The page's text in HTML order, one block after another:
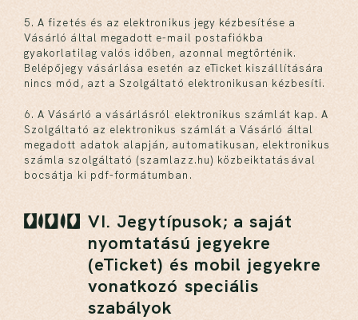
5. A fizetés és az elektronikus jegy kézbesítése a
Vásárló által megadott e-mail postafiókba
gyakorlatilag valós időben, azonnal megtörténik.
Belépőjegy vásárlása esetén az eTicket kiszállítására
nincs mód, azt a Szolgáltató elektronikusan kézbesíti.
6. A Vásárló a vásárlásról elektronikus számlát kap. A
Szolgáltató az elektronikus számlát a Vásárló által
megadott adatok alapján, automatikusan, elektronikus
számla szolgáltató (szamlazz.hu) közbeiktatásával
bocsátja ki pdf-formátumban.
VI. Jegytípusok; a saját
nyomtatású jegyekre
(eTicket) és mobil jegyekre
vonatkozó speciális
szabályok